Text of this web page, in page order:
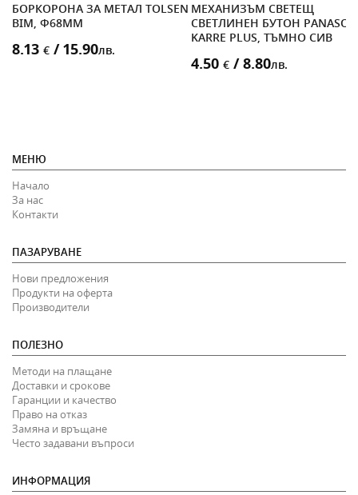
БОРКОРОНА ЗА МЕТАЛ TOLSEN
BIM, Ф68MM
8.13 € / 15.90лв.
МЕХАНИЗЪМ СВЕТЕЩ
СВЕТЛИНЕН БУТОН
KARRE PLUS, ТЪМНО СИВ
4.50 € / 8.80лв.
МЕНЮ
Начало
За нас
Контакти
ПАЗАРУВАНЕ
Нови предложения
Продукти на оферта
Производители
ПОЛЕЗНО
Методи на плащане
Доставки и срокове
Гаранции и качество
Право на отказ
Замяна и връщане
Често задавани въпроси
ИНФОРМАЦИЯ